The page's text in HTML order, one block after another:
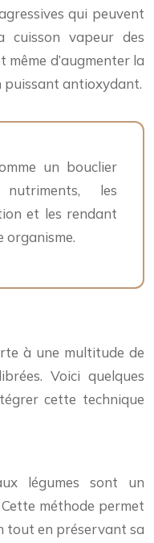
qui peuvent
cuisson vapeur des
d’augmenter la
puissant antioxydant.
un bouclier
les
et les rendant
organisme.
à une multitude de
Voici quelques
cette technique
légumes sont un
méthode permet
tout en préservant sa